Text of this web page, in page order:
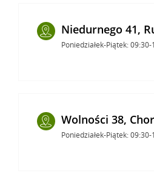
Niedurnego 41,
Poniedziałek-Piątek:
Wolności 38,
Poniedziałek-Piątek: